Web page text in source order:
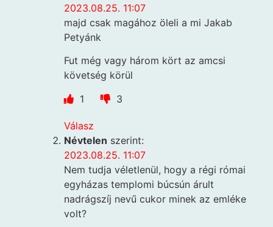
2023.08.25. 11:07
majd csak magához öleli a mi Jakab
Petyánk
Fut még vagy három kört az amcsi
követség körül
1
3
Válasz
Névtelen szerint:
2023.08.25. 11:07
Nem tudja véletlenül, hogy a régi római
egyházas templomi búcsún árult
nadrágszíj nevű cukor minek az emléke
volt?